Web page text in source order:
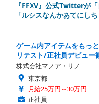
『FFXV』公式Twitterが
「ルシスなんかあてにしち
ゲーム内アイテムをもっ
リテスト/正社員デビュー
株式会社マノア・リノ
東京都
月給25万円～30万円
正社員